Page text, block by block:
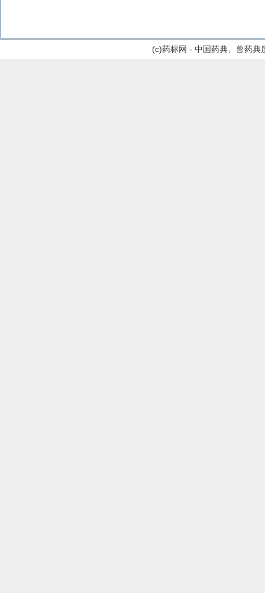
(c)药标网 - 中国药典、兽药典